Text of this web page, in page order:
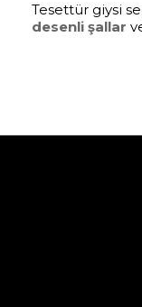
Tesettür giysi
desenli şallar